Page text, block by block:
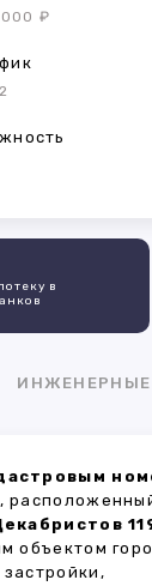
₽
в
ИНЖЕНЕРНЫЕ
,
объектом